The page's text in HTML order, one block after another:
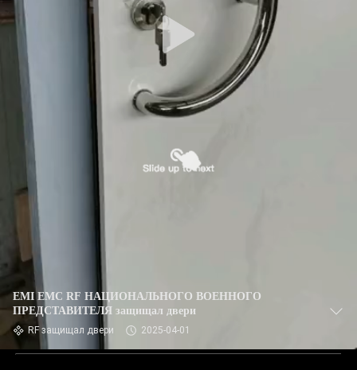
EMI EMC RF НАЦИОНАЛЬНОГО ВОЕННОГО
ПРЕДСТАВИТЕЛЯ защищал двери
RF защищал двери 2025-04-01